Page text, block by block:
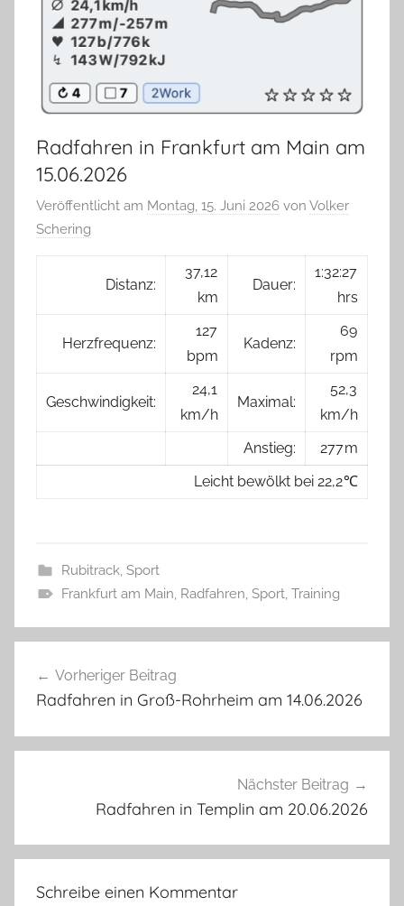
Radfahren in Frankfurt am Main am
15.06.2026
Veröffentlicht am Montag, 15. Juni 2026 von Volker
Schering
Distanz:
37,12
km
Dauer:
1:32:27
hrs
Herzfrequenz:
127
bpm
Kadenz:
69
rpm
Geschwindigkeit:
24,1
km/h
Maximal:
52,3
km/h
Anstieg:
277 m
Leicht bewölkt bei 22,2 ℃
Rubitrack, Sport
Frankfurt am Main, Radfahren, Sport, Training
Vorheriger Beitrag
Radfahren in Groß-Rohrheim am 14.06.2026
Nächster Beitrag
Radfahren in Templin am 20.06.2026
Schreibe einen Kommentar